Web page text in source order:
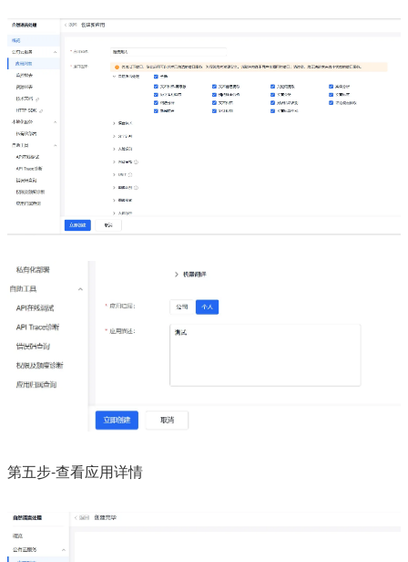
第五步-查看应用详情